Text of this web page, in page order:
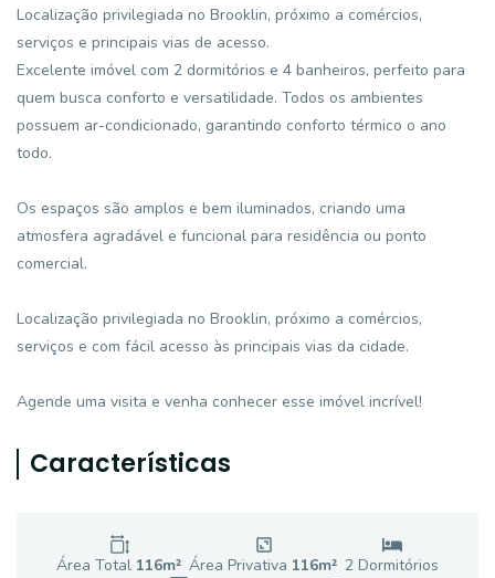
Localização privilegiada no Brooklin, próximo a comércios,
serviços e principais vias de acesso.
Excelente imóvel com 2 dormitórios e 4 banheiros, perfeito para
quem busca conforto e versatilidade. Todos os ambientes
possuem ar-condicionado, garantindo conforto térmico o ano
todo.
Os espaços são amplos e bem iluminados, criando uma
atmosfera agradável e funcional para residência ou ponto
comercial.
Localização privilegiada no Brooklin, próximo a comércios,
serviços e com fácil acesso às principais vias da cidade.
Agende uma visita e venha conhecer esse imóvel incrível!
Características
Área Total 116m² Área Privativa 116m² 2 Dormitórios